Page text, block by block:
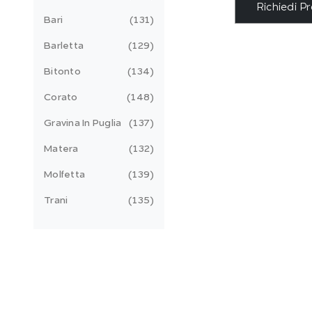
Richiedi
Bari 131
Barletta 129
Bitonto 134
Corato 148
Gravina In Puglia 137
Matera 132
Molfetta 139
Trani 135